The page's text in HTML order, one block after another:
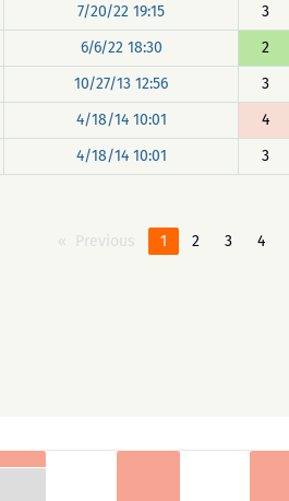
7/20/22 19:15 3
6/6/22 18:30 2
10/27/13 12:56 3
4/18/14 10:01 4
4/18/14 10:01 3
Previous 1 2 3 4